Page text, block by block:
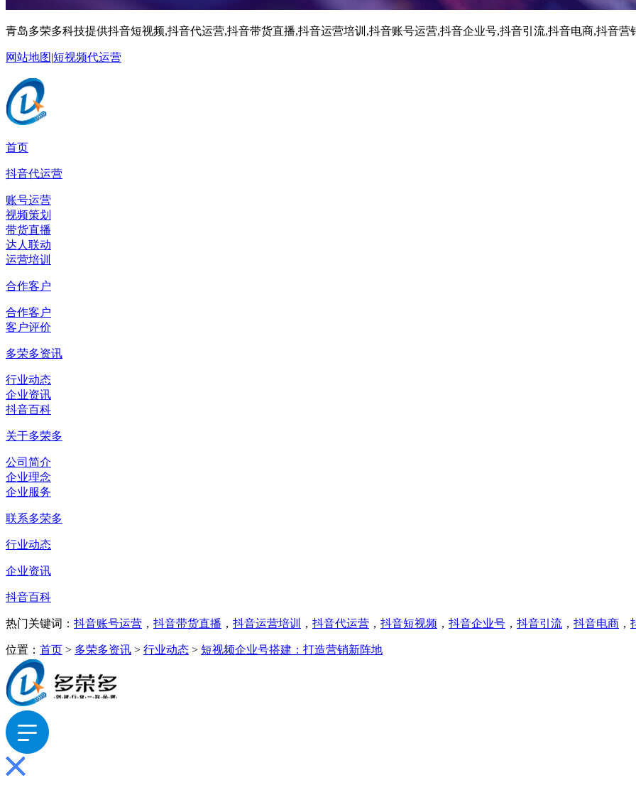
青岛多荣多科技提供抖音短视频,抖音代运营,抖音带货直播,抖音运营培训,抖音账号运营,抖音企业号,抖音引流,抖音电商,抖音营
网站地图|短视频代运营
首页
抖音代运营
账号运营
视频策划
带货直播
达人联动
运营培训
合作客户
合作客户
客户评价
多荣多资讯
行业动态
企业资讯
抖音百科
关于多荣多
公司简介
企业理念
企业服务
联系多荣多
行业动态
企业资讯
抖音百科
热门关键词： 抖音账号运营 ， 抖音带货直播 ， 抖音运营培训 ， 抖音代运营 ， 抖音短视频 ， 抖音企业号 ， 抖音引流 ， 抖音电商 ，
位置： 首页 > 多荣多资讯 > 行业动态 > 短视频企业号搭建：打造营销新阵地